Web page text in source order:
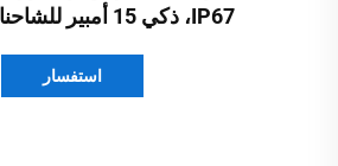
IP67، ذكي 15 أمبير للشاحنات الرافعة
استفسار